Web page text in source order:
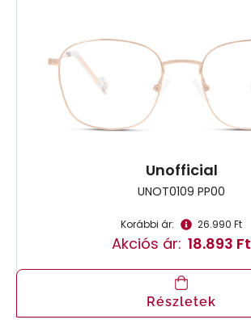
Unofficial
UNOT0109 PP00
Korábbi ár: 26.990 Ft
Akciós ár: 18.893 Ft
Részletek